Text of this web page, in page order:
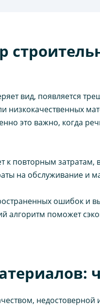
вид, появляется
низкокачественных
это важно, когда
к повторным
на обслуживание и
ошибок и
алгоритм поможет